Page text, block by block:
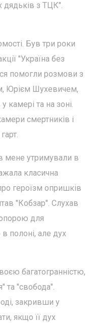
дядьків з ТЦК".
Був три роки
"Україна без
помогли розмови з
Юрієм Шухевичем,
камері та на зоні.
смертників і
мене утримували в
класична
героїзм опришків
"Кобзар". Слухав
для
в полоні, але дух
багатогранністю,
та "свобода".
закривши у
якщо її дух